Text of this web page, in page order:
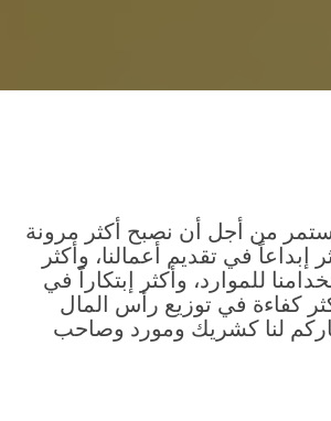
من أجل أن نصبح أكثر مرونة
إبداعاً في تقديم أعمالنا، وأكثر
للموارد، وأكثر إبتكاراً في
كفاءة في توزيع رأس المال
لنا كشريك ومورد وصاحب